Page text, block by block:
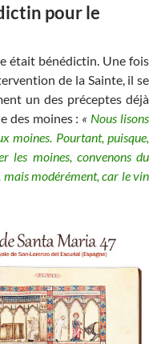
pour le
était bénédictin. Une fois
de la Sainte, il se
un des préceptes déjà
des moines : « Nous lisons
moines. Pourtant, puisque,
les moines, convenons du
mais modérément, car le vin